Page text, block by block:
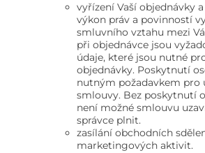
vyřízení Vaší objednávky
výkon práv a povinností
smluvního vztahu mezi
při objednávce jsou
údaje, které jsou nutné
objednávky. Poskytnutí
nutným požadavkem pro
smlouvy. Bez poskytnutí
není možné smlouvu
správce plnit.
zasílání obchodních
marketingových aktivit.